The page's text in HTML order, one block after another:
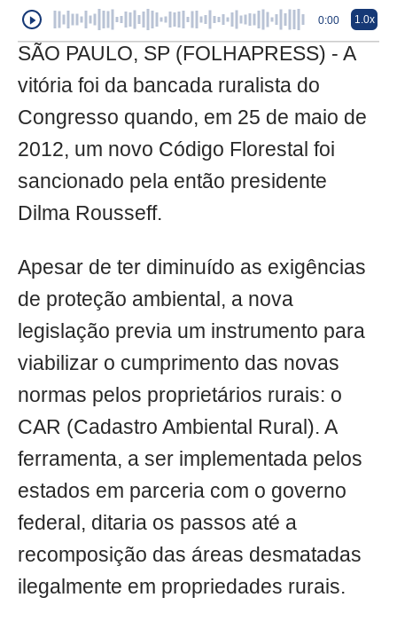
0:00 1.0x
SÃO PAULO, SP (FOLHAPRESS) - A
vitória foi da bancada ruralista do
Congresso quando, em 25 de maio de
2012, um novo Código Florestal foi
sancionado pela então presidente
Dilma Rousseff.
Apesar de ter diminuído as exigências
de proteção ambiental, a nova
legislação previa um instrumento para
viabilizar o cumprimento das novas
normas pelos proprietários rurais: o
CAR (Cadastro Ambiental Rural). A
ferramenta, a ser implementada pelos
estados em parceria com o governo
federal, ditaria os passos até a
recomposição das áreas desmatadas
ilegalmente em propriedades rurais.